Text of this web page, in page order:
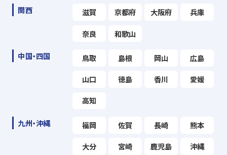
関西 滋賀 京都府 大阪府 兵庫
奈良 和歌山
中国・四国 鳥取 島根 岡山 広島
山口 徳島 香川 愛媛
高知
九州・沖縄 福岡 佐賀 長崎 熊本
大分 宮崎 鹿児島 沖縄